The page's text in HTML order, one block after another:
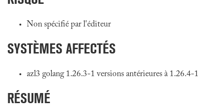
Non spécifié par l'éditeur
SYSTÈMES AFFECTÉS
azl3 golang 1.26.3-1 versions antérieures à 1.26.4-1
RÉSUMÉ